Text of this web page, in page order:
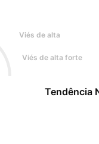
Viés de alta
Viés de alta forte
Tendência